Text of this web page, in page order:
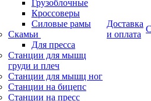
Грузоблочные
Кроссоверы
Силовые рамы
Скамьи
Для пресса
Станции для мышц
груди и плеч
Станции для мышц ног
Станции на бицепс
Станции на пресс
Доставка
и оплата